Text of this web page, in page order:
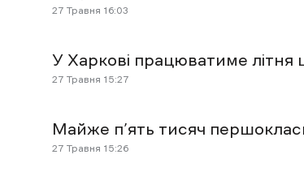
27 Травня 16:03
У Харкові працюватиме літня
27 Травня 15:27
Майже п’ять тисяч
27 Травня 15:26